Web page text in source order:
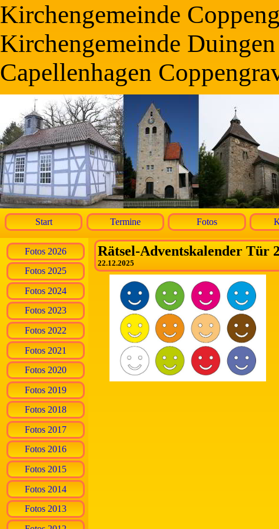
Kirchengemeinde
Kirchengemeinde Duingen
Capellenhagen
Start Termine Fotos
Fotos 2026
Fotos 2025
Fotos 2024
Fotos 2023
Fotos 2022
Fotos 2021
Fotos 2020
Fotos 2019
Fotos 2018
Fotos 2017
Fotos 2016
Fotos 2015
Fotos 2014
Fotos 2013
Rätsel-Adventskalender Tür
22.12.2025